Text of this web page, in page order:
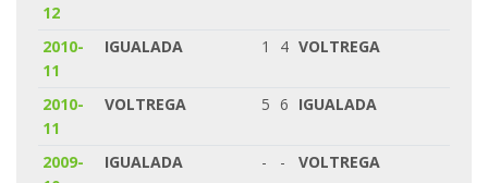
12
2010-
11
IGUALADA 1 4 VOLTREGA
2010-
11
VOLTREGA 5 6 IGUALADA
2009-
IGUALADA - - VOLTREGA